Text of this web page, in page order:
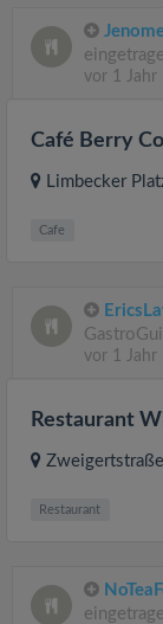
vor 1 Jahr
Café Berry
Limbecker
Cafe
vor 1 Jahr
Restaurant
Restaurant